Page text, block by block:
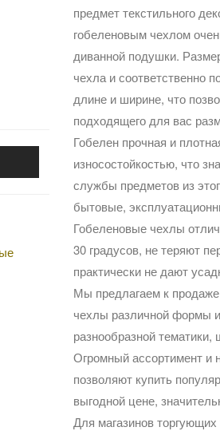
предмет текстильного
гобеленовым чехлом
диванной подушки.
чехла и соответственно
длине и ширине, что
подходящего для вас
Гобелен прочная и
износостойкостью, что
службы предметов из
бытовые,
Гобеленовые чехлы
30 градусов, не теряют
практически не дают
Мы предлагаем к
чехлы различной формы
разнообразной
Огромный ассортимент и
позволяют купить
выгодной цене,
Для магазинов